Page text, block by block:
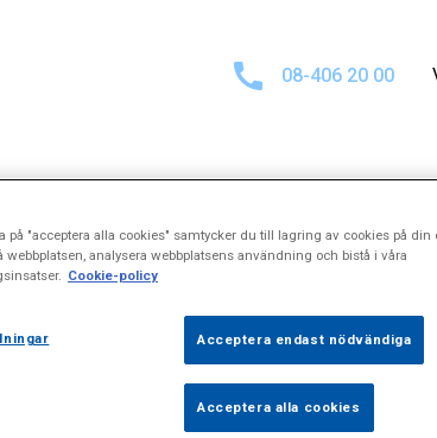
08-406 20 00
för
på "acceptera alla cookies" samtycker du till lagring av cookies på din
webbplatsen, analysera webbplatsens användning och bistå i våra
Cookie-policy
Acceptera endast nödvändiga
Acceptera alla cookies